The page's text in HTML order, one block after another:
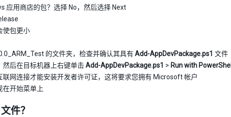
应用商店的包？选择 No，然后选择 Next
使包更小
的文件夹，检查并确认其具有Add-AppDevPackage.ps1 文件
后在目标机器上右键单击Add-AppDevPackage.ps1 > Run with PowerShell
网连接才能安装开发者许可证，这将要求您拥有 Microsoft 帐户
在开始菜单上
件？